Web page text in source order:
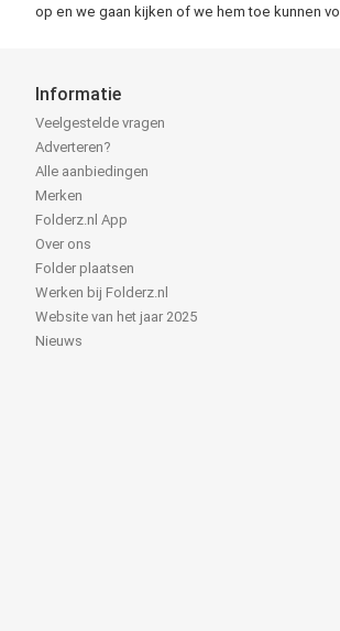
op en we gaan kijken of we hem toe kunnen
Informatie
Veelgestelde vragen
Adverteren?
Alle aanbiedingen
Merken
Folderz.nl App
Over ons
Folder plaatsen
Werken bij Folderz.nl
Website van het jaar 2025
Nieuws